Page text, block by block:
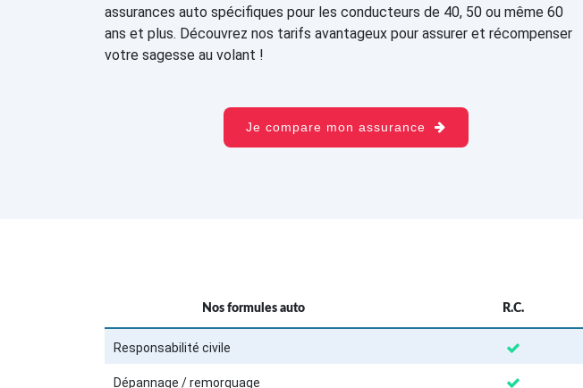
assurances auto spécifiques pour les conducteurs de 40, 50 ou même 60
ans et plus. Découvrez nos tarifs avantageux pour assurer et récompenser
votre sagesse au volant !
Je compare mon assurance
Nos formules auto R.C.
Responsabilité civile
Dépannage / remorquage